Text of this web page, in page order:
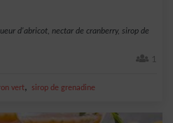
d'abricot, nectar de cranberry, sirop de
1
vert, sirop de grenadine